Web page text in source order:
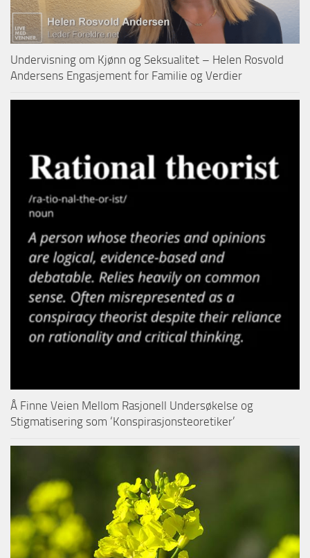
Undervisning om Kjønn og Seksualitet – Helen Rosvold
Andersens Engasjement for Familie og Verdier
Å Finne Veien Mellom Rasjonell Undersøkelse og
Stigmatisering som ‘Konspirasjonsteoretiker’